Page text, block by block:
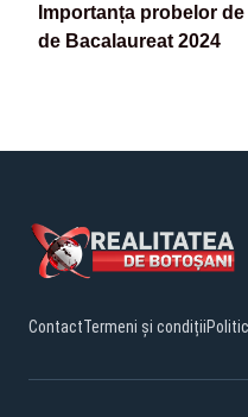
Importanța probelor
de Bacalaureat 2024
ContactTermeni și condiții